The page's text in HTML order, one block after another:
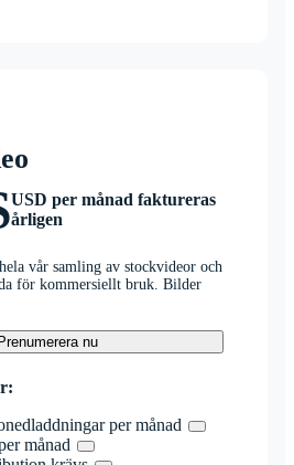
USD per månad faktureras
årligen
vår samling av stockvideor och
för kommersiellt bruk. Bilder
Prenumerera nu
per månad
månad